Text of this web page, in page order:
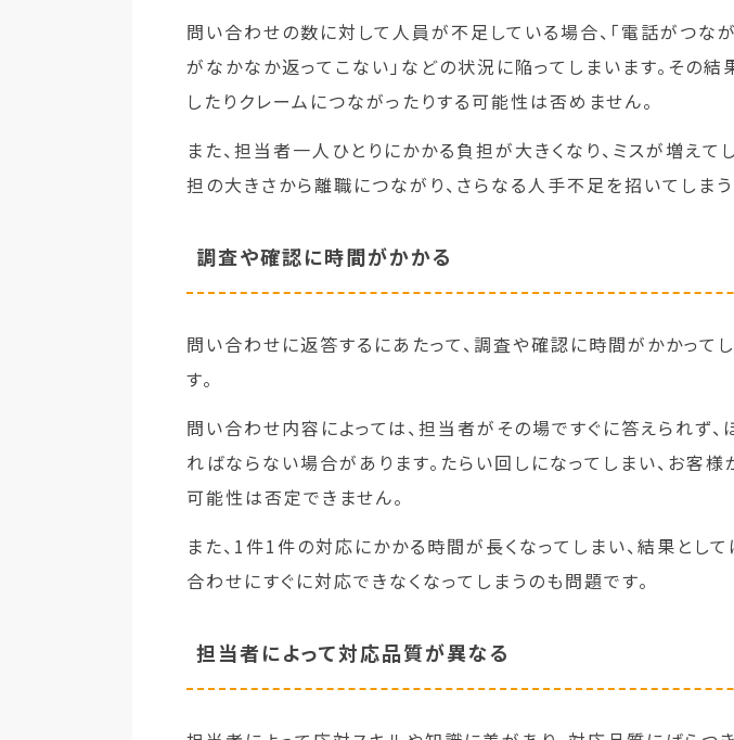
問い合わせの数に対して人員が不足している場合、「電話がつな
がなかなか返ってこない」などの状況に陥ってしまいます。その
したりクレームにつながったりする可能性は否めません。
また、担当者一人ひとりにかかる負担が大きくなり、ミスが増えて
担の大きさから離職につながり、さらなる人手不足を招いてしまう
調査や確認に時間がかかる
問い合わせに返答するにあたって、調査や確認に時間がかかって
す。
問い合わせ内容によっては、担当者がその場ですぐに答えられず
ればならない場合があります。たらい回しになってしまい、お客
可能性は否定できません。
また、1件1件の対応にかかる時間が長くなってしまい、結果とし
合わせにすぐに対応できなくなってしまうのも問題です。
担当者によって対応品質が異なる